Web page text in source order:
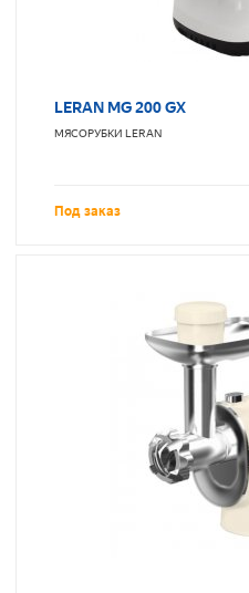
LERAN MG 200 GX
МЯСОРУБКИ LERAN
Под заказ